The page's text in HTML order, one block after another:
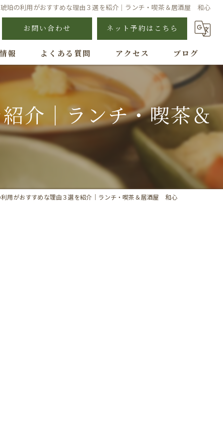
琥珀の利用がおすすめな理由３選を紹介｜ランチ・喫茶＆居酒屋 和心
お問い合わせ ネット予約はこちら
報 よくある質問 アクセス ブログ
介｜ランチ・喫茶＆
利用がおすすめな理由３選を紹介｜ランチ・喫茶＆居酒屋 和心